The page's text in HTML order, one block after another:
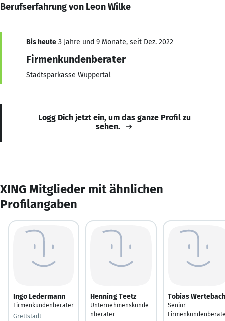
Berufserfahrung von Leon Wilke
Bis heute 3 Jahre und 9 Monate, seit Dez. 2022
Firmenkundenberater
Stadtsparkasse Wuppertal
Logg Dich jetzt ein, um das ganze Profil zu
sehen.
XING Mitglieder mit ähnlichen
Profilangaben
Ingo Ledermann
Firmenkundenberater
Grettstadt
Henning Teetz
Unternehmenskunde
nberater
Tobias
Senior